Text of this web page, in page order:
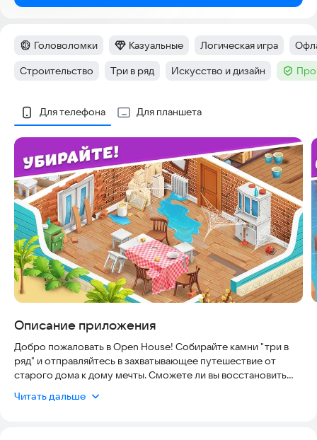
Категория:
Головоломки Категория:
Казуальные Тег :
Логическая игра Тег:
Тег:
Строительство Тег:
Три в ряд Тег:
Искусство и дизайн Тег :
Скриншоты
Для телефона Для планшета
Описание приложения
Добро пожаловать в Open House! Собирайте камни "три в
ряд" и отправляйтесь в захватывающее путешествие от
старого дома к дому мечты. Сможете ли вы восстановить
добродушным парнем, которому нужна ваша помощь в
Читать дальше